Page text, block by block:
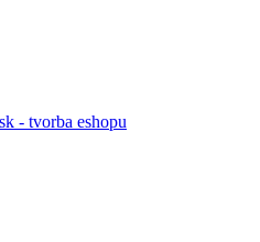
- tvorba eshopu